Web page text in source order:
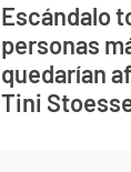
Escándalo
personas
quedarían
Tini